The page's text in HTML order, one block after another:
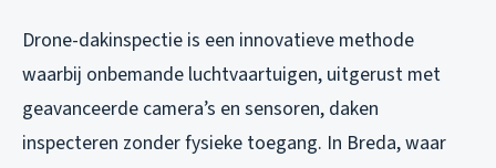
Drone-dakinspectie is een innovatieve methode
waarbij onbemande luchtvaartuigen, uitgerust met
geavanceerde camera’s en sensoren, daken
inspecteren zonder fysieke toegang. In Breda, waar